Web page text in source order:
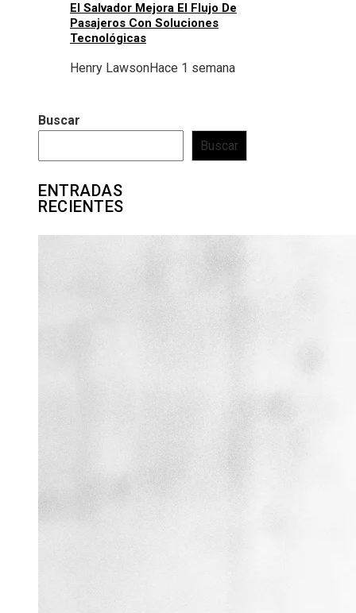
El Salvador Mejora El Flujo De
Pasajeros Con Soluciones
Tecnológicas
Henry LawsonHace 1 semana
Buscar
Buscar
ENTRADAS
RECIENTES